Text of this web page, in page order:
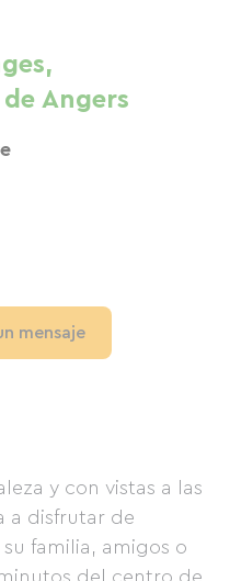
y con vistas a las
a disfrutar de
familia, amigos o
del centro de
Angers
mensaje